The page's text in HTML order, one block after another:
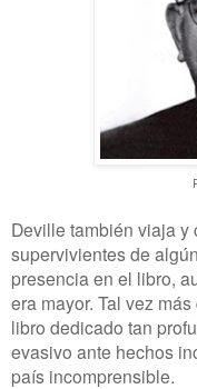
Deville también viaja
supervivientes de
presencia en el libro,
era mayor. Tal vez
libro dedicado tan
evasivo ante hechos
país incomprensible.